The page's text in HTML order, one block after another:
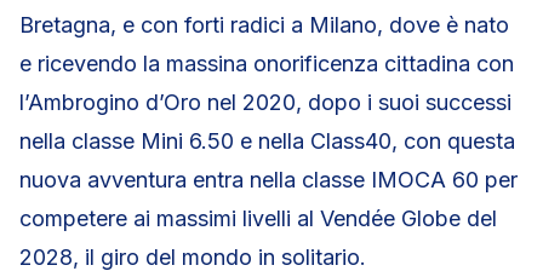
Bretagna, e con forti radici a Milano, dove è nato
e ricevendo la massina onorificenza cittadina con
l’Ambrogino d’Oro nel 2020, dopo i suoi successi
nella classe Mini 6.50 e nella Class40, con questa
nuova avventura entra nella classe IMOCA 60 per
competere ai massimi livelli al Vendée Globe del
2028, il giro del mondo in solitario.